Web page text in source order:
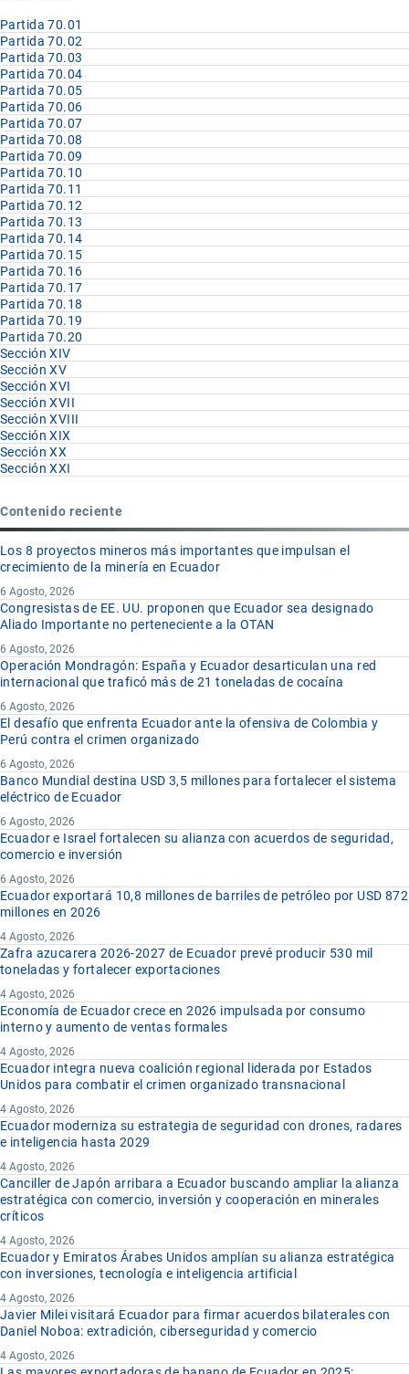
Partida 70.01
Partida 70.02
Partida 70.03
Partida 70.04
Partida 70.05
Partida 70.06
Partida 70.07
Partida 70.08
Partida 70.09
Partida 70.10
Partida 70.11
Partida 70.12
Partida 70.13
Partida 70.14
Partida 70.15
Partida 70.16
Partida 70.17
Partida 70.18
Partida 70.19
Partida 70.20
Sección XIV
Sección XV
Sección XVI
Sección XVII
Sección XVIII
Sección XIX
Sección XX
Sección XXI
Contenido reciente
Los 8 proyectos mineros más importantes que impulsan el
crecimiento de la minería en Ecuador
6 Agosto, 2026
Congresistas de EE. UU. proponen que Ecuador sea designado
Aliado Importante no perteneciente a la OTAN
6 Agosto, 2026
Operación Mondragón: España y Ecuador desarticulan una red
internacional que traficó más de 21 toneladas de cocaína
6 Agosto, 2026
El desafío que enfrenta Ecuador ante la ofensiva de Colombia y
Perú contra el crimen organizado
6 Agosto, 2026
Banco Mundial destina USD 3,5 millones para fortalecer el sistema
eléctrico de Ecuador
6 Agosto, 2026
Ecuador e Israel fortalecen su alianza con acuerdos de seguridad,
comercio e inversión
6 Agosto, 2026
Ecuador exportará 10,8 millones de barriles de petróleo por USD 872
millones en 2026
4 Agosto, 2026
Zafra azucarera 2026-2027 de Ecuador prevé producir 530 mil
toneladas y fortalecer exportaciones
4 Agosto, 2026
Economía de Ecuador crece en 2026 impulsada por consumo
interno y aumento de ventas formales
4 Agosto, 2026
Ecuador integra nueva coalición regional liderada por Estados
Unidos para combatir el crimen organizado transnacional
4 Agosto, 2026
Ecuador moderniza su estrategia de seguridad con drones, radares
e inteligencia hasta 2029
4 Agosto, 2026
Canciller de Japón arribara a Ecuador buscando ampliar la alianza
estratégica con comercio, inversión y cooperación en minerales
críticos
4 Agosto, 2026
Ecuador y Emiratos Árabes Unidos amplían su alianza estratégica
con inversiones, tecnología e inteligencia artificial
4 Agosto, 2026
Javier Milei visitará Ecuador para firmar acuerdos bilaterales con
Daniel Noboa: extradición, ciberseguridad y comercio
4 Agosto, 2026